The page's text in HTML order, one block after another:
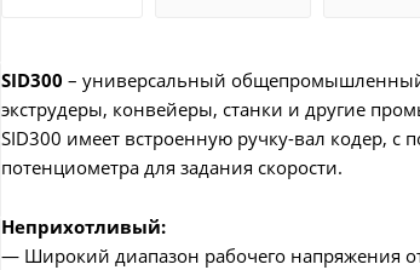
SID300 – универсальный общепромышленный
экструдеры, конвейеры, станки и другие
SID300 имеет встроенную ручку-вал кодер, с
потенциометра для задания скорости.
Неприхотливый:
— Широкий диапазон рабочего напряжения